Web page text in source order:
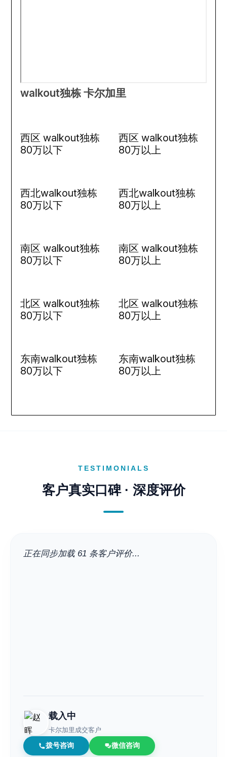
walkout独栋 卡尔加里
西区 walkout独栋
80万以下
西区 walkout独栋
80万以上
西北walkout独栋
80万以下
西北walkout独栋
80万以上
南区 walkout独栋
80万以下
南区 walkout独栋
80万以上
北区 walkout独栋
80万以下
北区 walkout独栋
80万以上
东南walkout独栋
80万以下
东南walkout独栋
80万以上
TESTIMONIALS
客户真实口碑 · 深度评价
正在同步加载 61 条客户评价...
载入中
卡尔加里成交客户
拨号咨询 微信咨询